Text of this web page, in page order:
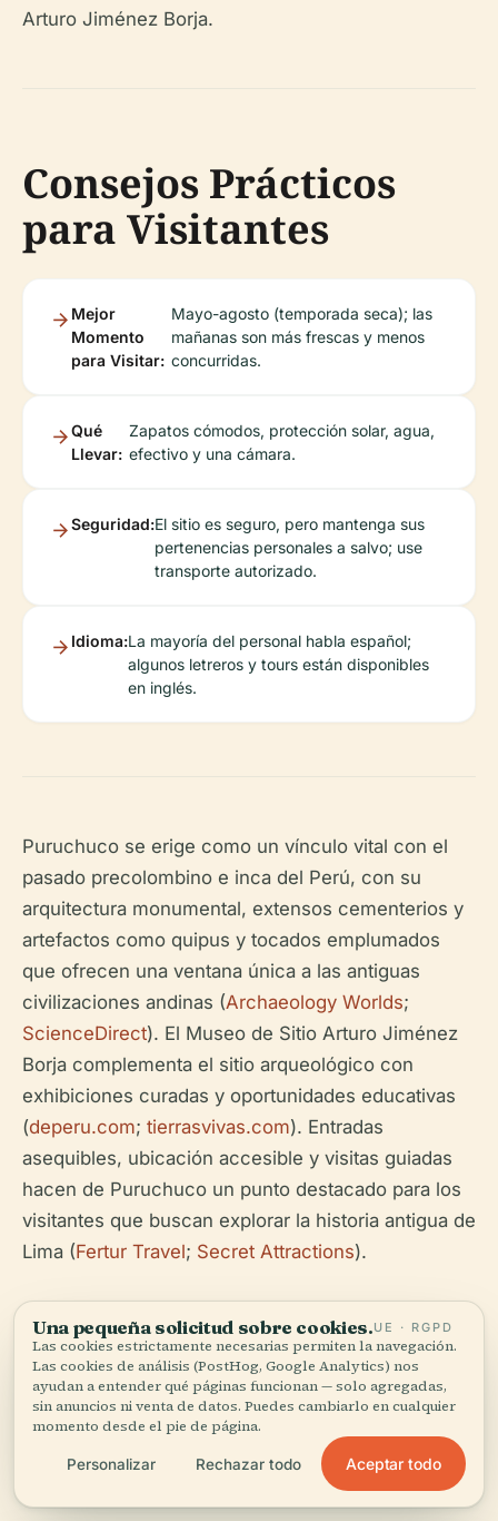
Arturo Jiménez Borja.
Consejos Prácticos
para Visitantes
Mejor
Momento
para Visitar:
Mayo-agosto (temporada seca); las
mañanas son más frescas y menos
concurridas.
Qué
Llevar:
Zapatos cómodos, protección solar, agua,
efectivo y una cámara.
Seguridad:El sitio es seguro, pero mantenga sus
pertenencias personales a salvo; use
transporte autorizado.
Idioma:La mayoría del personal habla español;
algunos letreros y tours están disponibles
en inglés.
Puruchuco se erige como un vínculo vital con el
pasado precolombino e inca del Perú, con su
arquitectura monumental, extensos cementerios y
artefactos como quipus y tocados emplumados
que ofrecen una ventana única a las antiguas
civilizaciones andinas (Archaeology Worlds;
ScienceDirect). El Museo de Sitio Arturo Jiménez
Borja complementa el sitio arqueológico con
exhibiciones curadas y oportunidades educativas
(deperu.com; tierrasvivas.com). Entradas
asequibles, ubicación accesible y visitas guiadas
hacen de Puruchuco un punto destacado para los
visitantes que buscan explorar la historia antigua de
Lima (Fertur Travel; Secret Attractions).
Escucha la historia completa en la app
Una pequeña solicitud sobre cookies.UE · RGPD
Las cookies estrictamente necesarias permiten la navegación.
Las cookies de análisis (PostHog, Google Analytics) nos
ayudan a entender qué páginas funcionan — solo agregadas,
sin anuncios ni venta de datos. Puedes cambiarlo en cualquier
momento desde el pie de página.
Personalizar Rechazar todo Aceptar todo